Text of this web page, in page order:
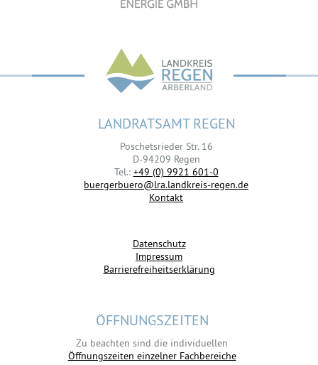
LANDRATSAMT REGEN
Poschetsrieder Str. 16
D-94209 Regen
Tel.: +49 (0) 9921 601-0
buergerbuero@lra.landkreis-regen.de
Kontakt
Datenschutz
Impressum
Barrierefreiheitserklärung
ÖFFNUNGSZEITEN
Zu beachten sind die individuellen
Öffnungszeiten einzelner Fachbereiche